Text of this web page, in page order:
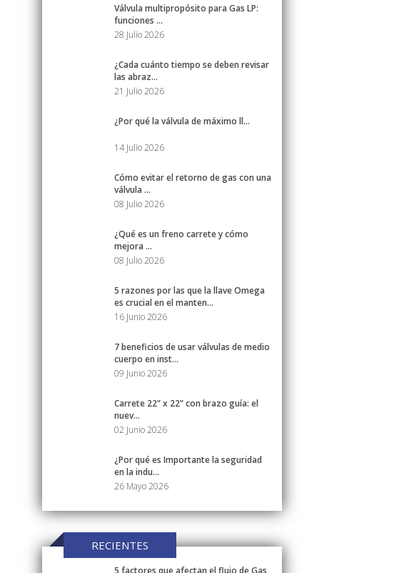
Válvula multipropósito para Gas LP:
funciones ...
28 Julio 2026
¿Cada cuánto tiempo se deben revisar
las abraz...
21 Julio 2026
¿Por qué la válvula de máximo ll...
14 Julio 2026
Cómo evitar el retorno de gas con una
válvula ...
08 Julio 2026
¿Qué es un freno carrete y cómo
mejora ...
08 Julio 2026
5 razones por las que la llave Omega
es crucial en el manten...
16 Junio 2026
7 beneficios de usar válvulas de medio
cuerpo en inst...
09 Junio 2026
Carrete 22” x 22” con brazo guía: el
nuev...
02 Junio 2026
¿Por qué es Importante la seguridad
en la indu...
26 Mayo 2026
RECIENTES
5 factores que afectan el flujo de Gas